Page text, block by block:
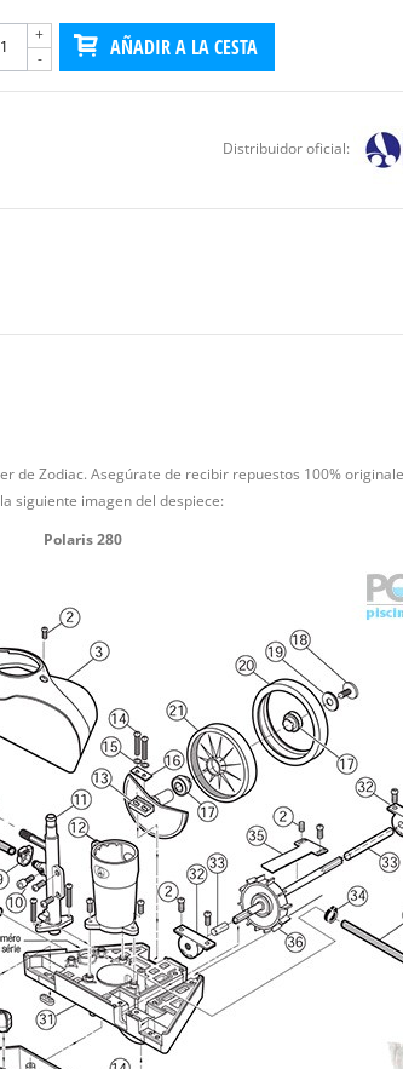
-
+ AÑADIR A LA CESTA
Distribuidor oficial:
de Zodiac. Asegúrate de recibir repuestos 100%
siguiente imagen del despiece:
Polaris 280